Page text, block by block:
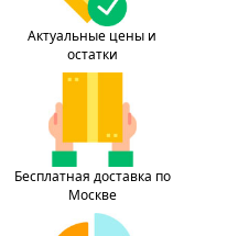
Актуальные цены и
остатки
Бесплатная доставка по
Москве